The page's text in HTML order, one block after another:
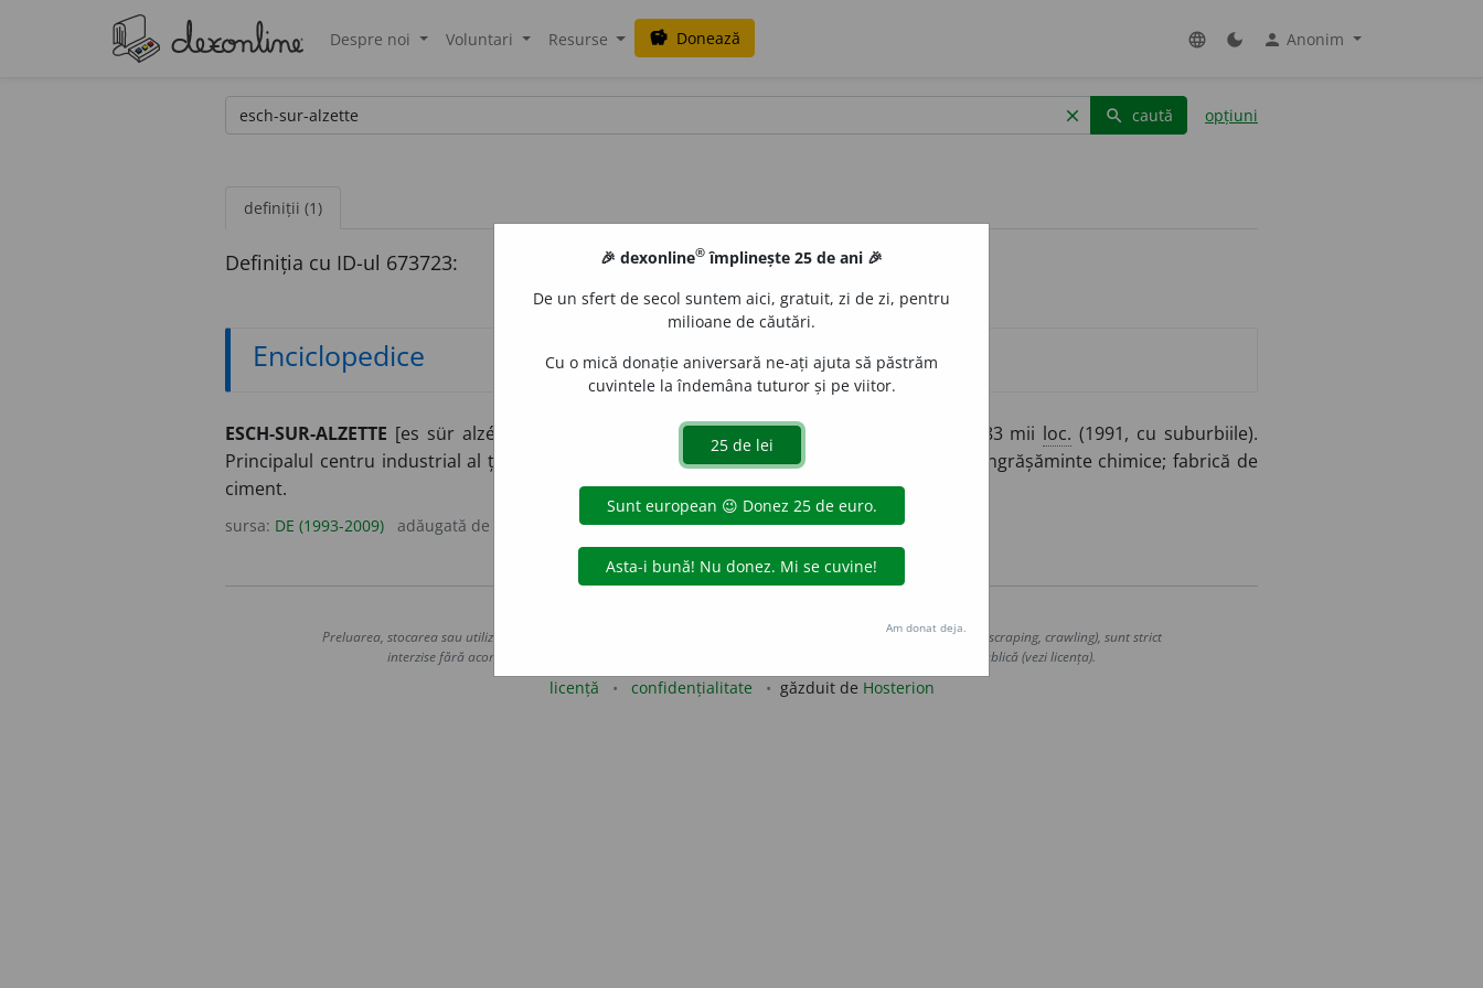
Despre noi Voluntari Resurse savings Donează language dark_mode person Anonim
clear search caută opțiuni
definiții (1)
Definiția cu ID-ul 673723:
Enciclopedice
ESCH-SUR-ALZETTE [es sür alzét], oraș în Luxemburg, în apropierea graniței cu Franța; 83 mii loc. (1991, cu suburbiile).
Principalul centru industrial al țării.
de fier și cărbune. Siderurgie (oțelării); îngrășăminte chimice; fabrică de
ciment.
sursa: DE (1993-2009) adăugată de acțiuni
Preluarea, stocarea sau utilizarea datelor de pe acest site, inclusiv prin orice metode de extragere automată (web scraping, crawling), sunt strict
interzise fără acordul nostru prealabil scris, cu excepția seturilor de date oferite oficial spre utilizare publică (vezi licența).
licență confidențialitate găzduit de Hosterion
🎉 dexonline® împlinește 25 de ani 🎉
De un sfert de secol suntem aici, gratuit, zi de zi, pentru
milioane de căutări.
Cu o mică donație aniversară ne-ați ajuta să păstrăm
cuvintele la îndemâna tuturor și pe viitor.
Am donat deja.